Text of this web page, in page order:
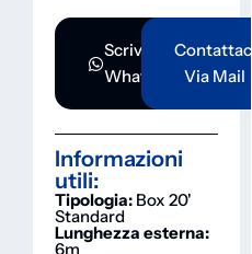
Scrivici Su
Whatsapp
Contattaci
Via Mail
Informazioni
utili:
Tipologia: Box 20'
Standard
Lunghezza esterna:
6m